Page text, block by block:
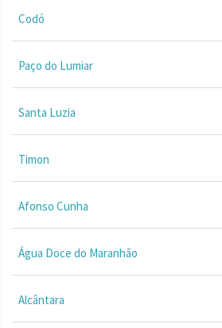
Codó
Paço do Lumiar
Santa Luzia
Timon
Afonso Cunha
Água Doce do Maranhão
Alcântara